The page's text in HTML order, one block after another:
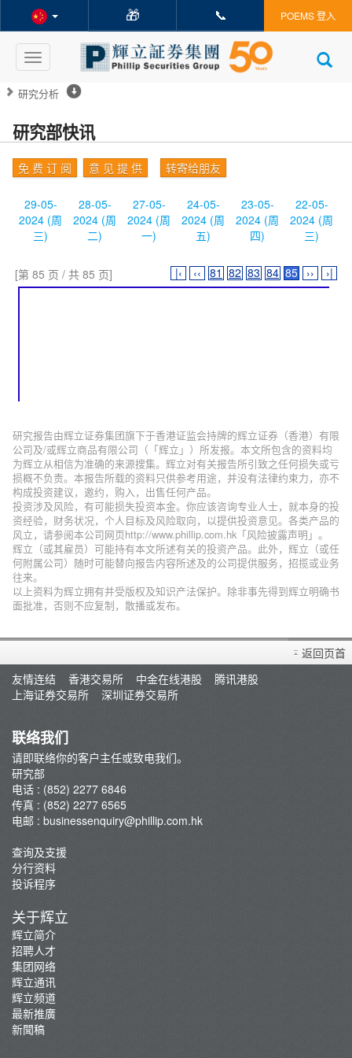
🎁 📞 POEMS 登入
Toggle
navigation
研究分析
研究部快讯
免 费 订 阅 意 见 提 供 转寄给朋友
29-05-
2024 (周
三)
28-05-
2024 (周
二)
27-05-
2024 (周
一)
24-05-
2024 (周
五)
23-05-
2024 (周
四)
22-05-
2024 (周
三)
[第 85 页 / 共 85 页] |‹ ‹‹ 81 82 83 84 85 ›› ›|
研究报告由辉立证券集团旗下于香港证监会持牌的辉立证券（香港）有限
公司及/或辉立商品有限公司（「辉立」）所发报。本文所包含的资料均
为辉立从相信为准确的来源搜集。辉立对有关报告所引致之任何损失或亏
损概不负责。本报告所载的资料只供参考用途，并没有法律约束力，亦不
构成投资建议，邀约，购入，出售任何产品。
投资涉及风险，有可能损失投资本金。你应该咨询专业人士，就本身的投
资经验，财务状况，个人目标及风险取向，以提供投资意见。各类产品的
风立，请参阅本公司网页http://www.phillip.com.hk「风险披露声明」。
辉立（或其雇员）可能持有本文所述有关的投资产品。此外，辉立（或任
何附属公司）随时可能替向报告内容所述及的公司提供服务，招揽或业务
往来。
以上资料为辉立拥有并受版权及知识产法保护。除非事先得到辉立明确书
面批准，否则不应复制，散播或发布。
返回页首
友情连结
香港交易所 中金在线港股
腾讯港股
上海证券交易所
深圳证券交易所
联络我们
请即联络你的客户主任或致电我们。
研究部
电话 : (852) 2277 6846
传真 : (852) 2277 6565
电邮 : businessenquiry@phillip.com.hk
查询及支援
分行资料
投诉程序
关于辉立
辉立简介
招聘人才
集团网络
辉立通讯
辉立频道
最新推廣
新聞稿